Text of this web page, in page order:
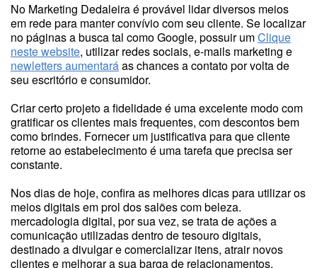
No Marketing Dedaleira é provável lidar diversos meios
em rede para manter convívio com seu cliente. Se localizar
no páginas a busca tal como Google, possuir umClique
neste website, utilizar redes sociais, e-mails marketing e
newletters aumentaráas chances a contato por volta de
seu escritório e consumidor.
Criar certo projeto a fidelidade é uma excelente modo com
gratificar os clientes mais frequentes, com descontos bem
como brindes. Fornecer um justificativa para que cliente
retorne ao estabelecimento é uma tarefa que precisa ser
constante.
Nos dias de hoje, confira as melhores dicas para utilizar os
meios digitais em prol dos salões com beleza.
mercadologia digital, por sua vez, se trata de ações a
comunicação utilizadas dentro de tesouro digitais,
destinado a divulgar e comercializar itens, atrair novos
clientes e melhorar a sua barga de relacionamentos.